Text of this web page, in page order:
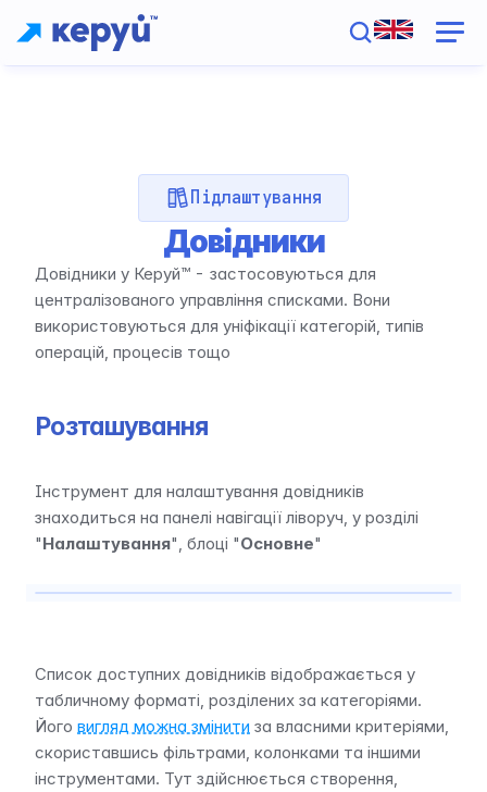
Підлаштування
Довідники
Довідники у Керуй™ - застосовуються для
централізованого управління списками. Вони
використовуються для уніфікації категорій, типів
операцій, процесів тощо
Розташування
Інструмент для налаштування довідників
знаходиться на панелі навігації ліворуч, у розділі
"Налаштування", блоці "Основне"
Список доступних довідників відображається у
табличному форматі, розділених за категоріями.
Його вигляд можна змінити за власними критеріями,
скориставшись фільтрами, колонками та іншими
інструментами. Тут здійснюється створення,